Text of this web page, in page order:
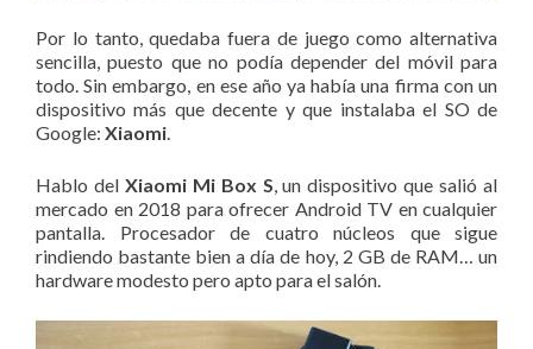
Por lo tanto, quedaba fuera de juego como alternativa
sencilla, puesto que no podía depender del móvil para
todo. Sin embargo, en ese año ya había una firma con un
dispositivo más que decente y que instalaba el SO de
Google: Xiaomi
Hablo del Xiaomi Mi Box S , un dispositivo que salió al
mercado en 2018 para ofrecer Android TV en cualquier
pantalla. Procesador de cuatro núcleos que sigue
rindiendo bastante bien a día de hoy, 2 GB de RAM… un
hardware modesto pero apto para el salón.